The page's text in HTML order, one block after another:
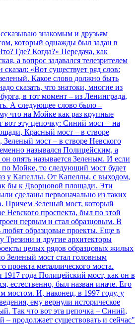
знакомым и друзьям
который однажды был задан в
Где? Когда?» Передача, как
а вопрос задавался телезрителем
сказал: «Вот существует ряд слов:
Какое слово должно быть
сказать, что знатоки, многие из
в тот момент – из Ленинграда,
А следующее слово было –
что на Мойке как раз крупные
вот эту цепочку: Синий мост – на
Красный мост – в створе
мост – в створе Невского
назывался Полицейским, а
опять называется Зеленым. И если
по Мойке, то следующий мост будет
у Капеллы. От Капеллы, с выходом,
бы к Дворцовой площади. Эти
сделаны первоначально из таких
Причем Зеленый мост, который
Невского проспекта, был по этой
первым и стал образцовым. В
любят образцовые проекты. Еще в
Трезини и другие архитекторы
целых рядов образцовых жилых
мост стал головным
проекта металлического моста.
года Полицейский мост, как он в
естественно, был назван иначе. Его
мостом. И, наконец, в 1997 году, у
ему вернули историческое
Так что вот эта цепочка – Синий,
– продолжает существовать и сейчас"